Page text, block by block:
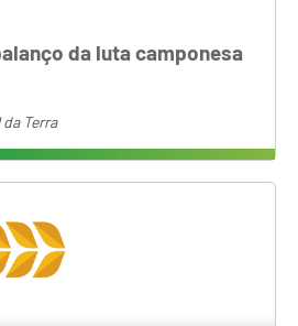
da luta camponesa
Terra